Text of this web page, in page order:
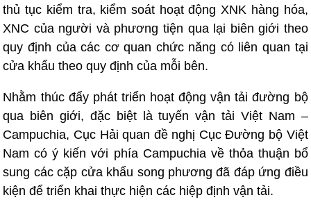
thủ tục kiểm tra, kiểm soát hoạt động XNK hàng hóa,
XNC của người và phương tiện qua lại biên giới theo
quy định của các cơ quan chức năng có liên quan tại
cửa khẩu theo quy định của mỗi bên.
Nhằm thúc đẩy phát triển hoạt động vận tải đường bộ
qua biên giới, đặc biệt là tuyến vận tải Việt Nam –
Campuchia, Cục Hải quan đề nghị Cục Đường bộ Việt
Nam có ý kiến với phía Campuchia về thỏa thuận bổ
sung các cặp cửa khẩu song phương đã đáp ứng điều
kiện để triển khai thực hiện các hiệp định vận tải.